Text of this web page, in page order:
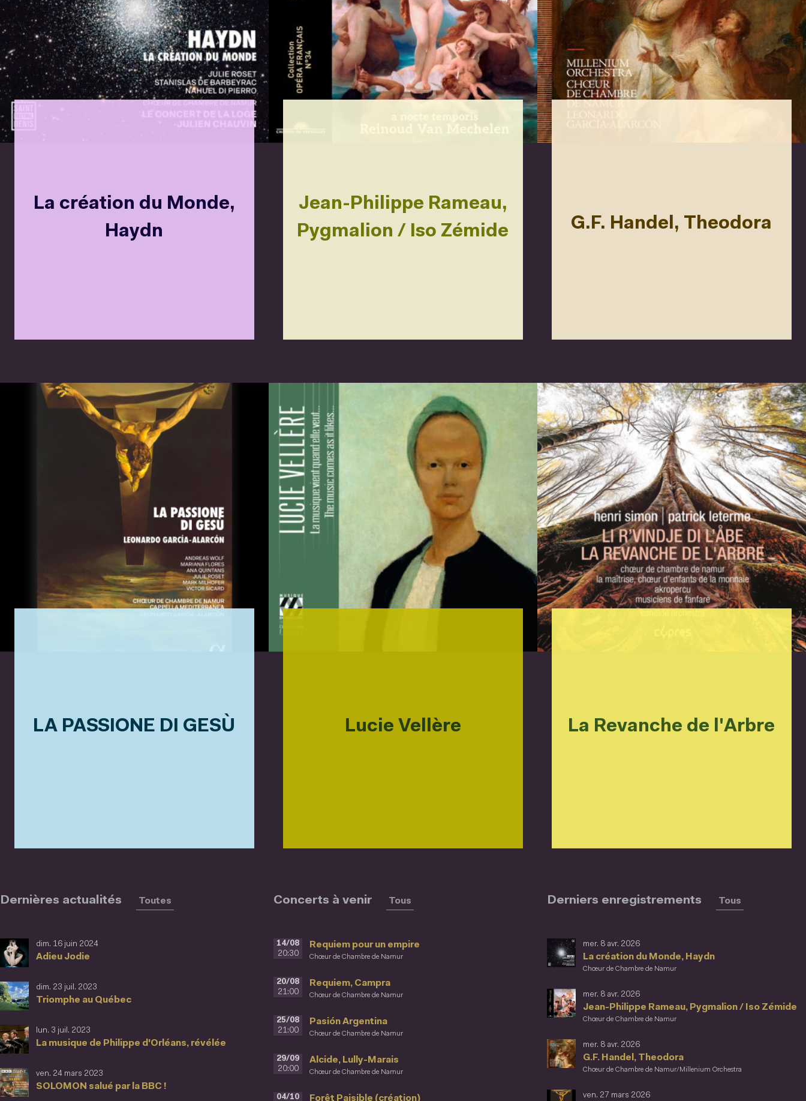
La création du Monde,
Haydn
Jean-Philippe Rameau,
Pygmalion / Iso Zémide
G.F. Handel, Theodora
LA PASSIONE DI GESÙ Lucie Vellère La Revanche de l'Arbre
Dernières actualités Toutes
Adieu Jodie
dim. 16 juin 2024
Triomphe au Québec
dim. 23 juil. 2023
La musique de Philippe d'Orléans, révélée
lun. 3 juil. 2023
SOLOMON salué par la BBC !
ven. 24 mars 2023
Concerts à venir Tous
Requiem pour un empire
Chœur de Chambre de Namur
14/08
20:30
Requiem, Campra
Chœur de Chambre de Namur
20/08
21:00
Pasión Argentina
Chœur de Chambre de Namur
25/08
21:00
Alcide, Lully-Marais
Chœur de Chambre de Namur
29/09
20:00
Forêt Paisible (création)
04/10
Derniers enregistrements Tous
La création du Monde, Haydn
mer. 8 avr. 2026
Chœur de Chambre de Namur
Jean-Philippe Rameau, Pygmalion / Iso Zémide
mer. 8 avr. 2026
Chœur de Chambre de Namur
G.F. Handel, Theodora
mer. 8 avr. 2026
Chœur de Chambre de Namur/Millenium Orchestra
ven. 27 mars 2026